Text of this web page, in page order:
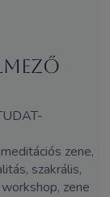
zene,
szakrális,
zene